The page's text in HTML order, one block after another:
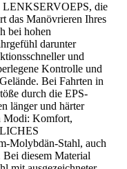
die
das Manövrieren Ihres
bei hohen
darunter
und
Kontrolle und
Bei Fahrten in
durch die EPS-
länger und härter
Modi: Komfort,
Molybdän-Stahl, auch
Bei diesem Material